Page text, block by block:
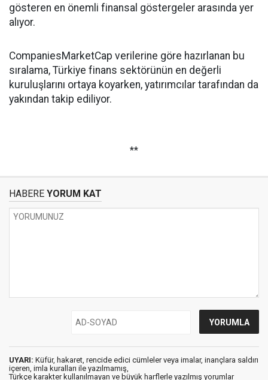
gösteren en önemli finansal göstergeler arasında yer
alıyor.
CompaniesMarketCap verilerine göre hazırlanan bu
sıralama, Türkiye finans sektörünün en değerli
kuruluşlarını ortaya koyarken, yatırımcılar tarafından da
yakından takip ediliyor.
**
HABERE YORUM KAT
UYARI: Küfür, hakaret, rencide edici cümleler veya imalar, inançlara saldırı
içeren, imla kuralları ile yazılmamış,
Türkçe karakter kullanılmayan ve büyük harflerle yazılmış yorumlar